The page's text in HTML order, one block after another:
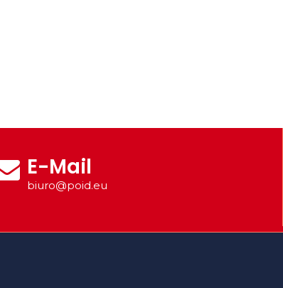
E-Mail
biuro@poid.eu